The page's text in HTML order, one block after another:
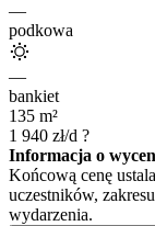
—
podkowa
—
bankiet
135 m²
1 940 zł/d ?
Informacja o
Końcową cenę
uczestników,
wydarzenia.